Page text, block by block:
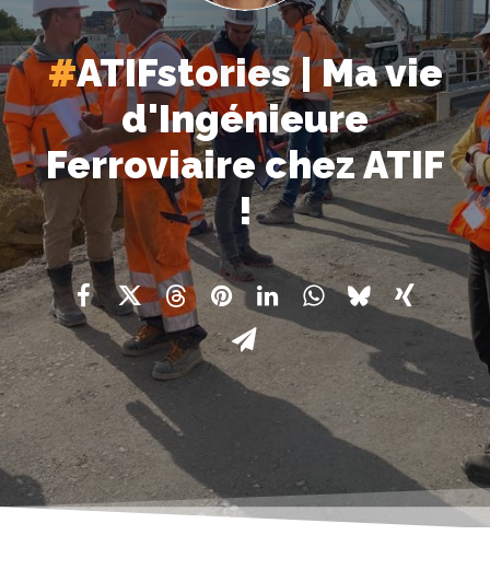
CARRIÈRES
#ATIFstories | Ma vie
d'Ingénieure
Ferroviaire chez ATIF
!